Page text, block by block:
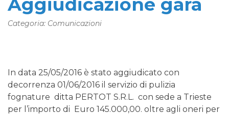
Categoria: Comunicazioni
In data 25/05/2016 è stato aggiudicato con
decorrenza 01/06/2016 il servizio di pulizia
fognature ditta PERTOT S.R.L. con sede a Trieste
per l’importo di Euro 145.000,00. oltre agli oneri per